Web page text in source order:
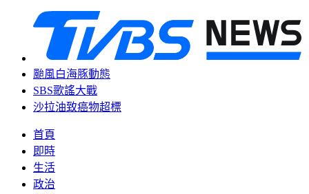
颱風白海豚動態
SBS歌謠大戰
沙拉油致癌物超標
首頁
即時
生活
政治